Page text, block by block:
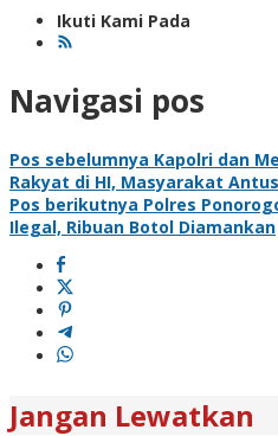
Ikuti Kami Pada
Navigasi pos
Pos sebelumnya Kapolri dan
Rakyat di HI, Masyarakat
Pos berikutnya Polres
Ilegal, Ribuan Botol Diamankan
Jangan Lewatkan